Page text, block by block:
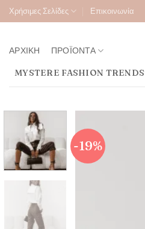
Μετάβαση
στο
Χρήσιμες Σελίδες Επικοινωνία
ΑΡΧΙΚΉ ΠΡΟΪΌΝΤΑ
MYSTERE FASHION TRENDS
-19%